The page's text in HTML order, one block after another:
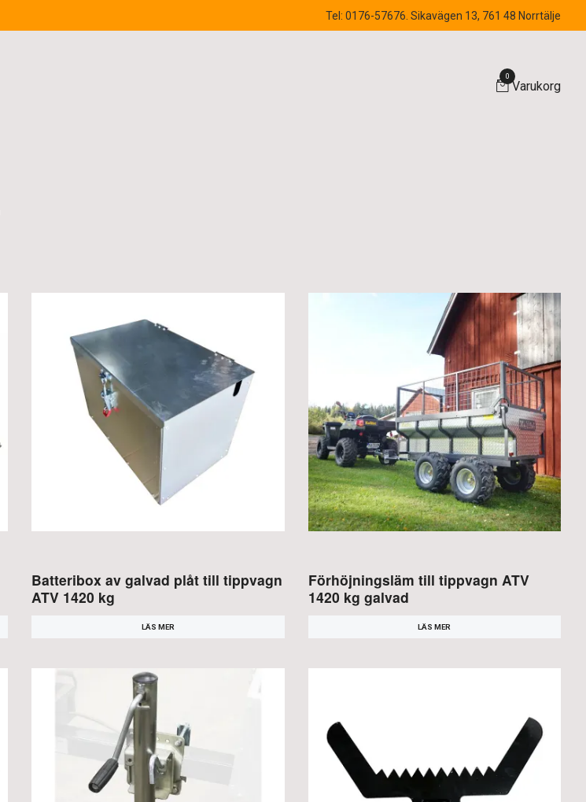
Tel: 0176-57676. Sikavägen 13, 761 48 Norrtälje
0
Varukorg
Batteribox av galvad plåt till tippvagn
ATV 1420 kg
LÄS MER
Förhöjningsläm till tippvagn ATV
1420 kg galvad
LÄS MER